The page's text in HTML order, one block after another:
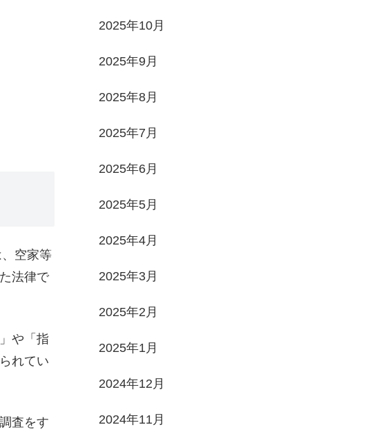
空家等
法律で
や「指
れてい
査をす
2025年10月
2025年9月
2025年8月
2025年7月
2025年6月
2025年5月
2025年4月
2025年3月
2025年2月
2025年1月
2024年12月
2024年11月